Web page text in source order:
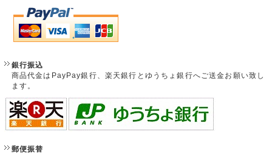
銀行振込
商品代金はPayPay銀行、楽天銀行とゆうちょ銀行へご送金お願い致し
ます。
郵便振替